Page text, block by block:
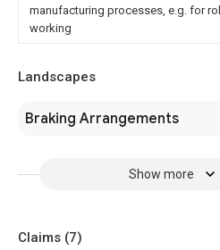
manufacturing processes, e.g. for
working
Landscapes
Braking Arrangements
Show more
Claims (7)